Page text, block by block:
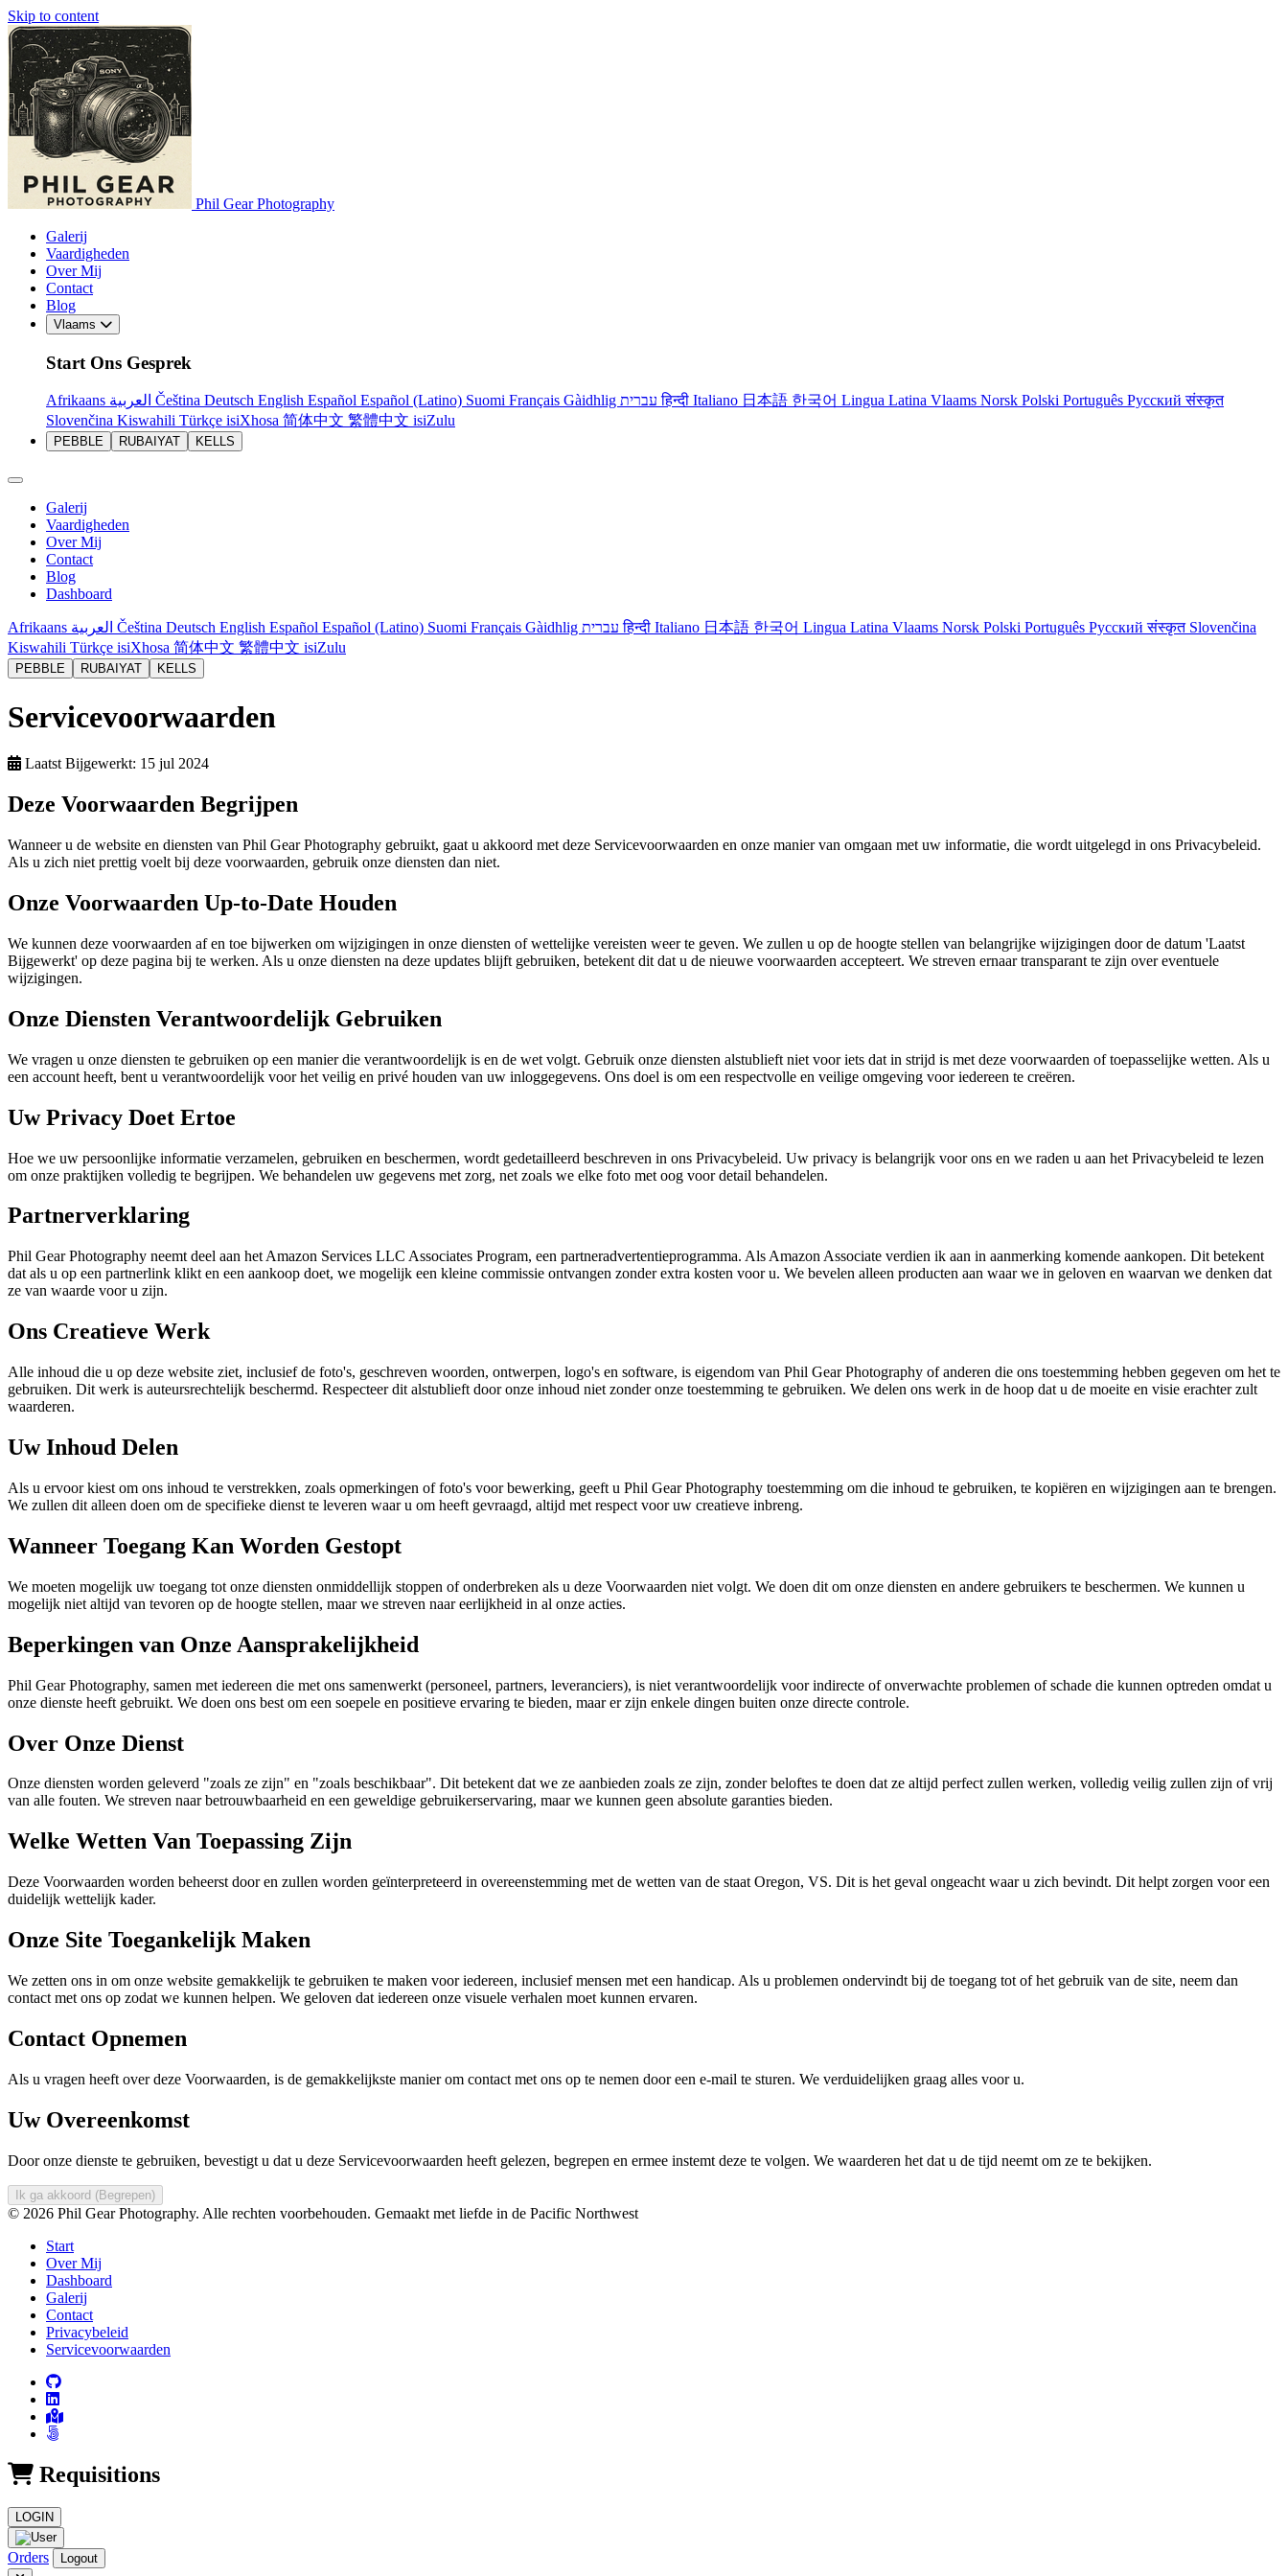
Skip to content
Phil Gear Photography
Galerij
Vaardigheden
Over Mij
Contact
Blog
Vlaams
Start Ons Gesprek
Afrikaans Čeština Deutsch English Español Español (Latino) Suomi Français Gàidhlig עבריתहिन्दी Italiano 日本語 한국어 Lingua Latina Vlaams Norsk Polski Português Русскийसंस्कृत
Slovenčina Kiswahili Türkçe isiXhosa 简体中文 繁體中文 isiZulu
PEBBLE RUBAIYAT KELLS
Galerij
Vaardigheden
Over Mij
Contact
Blog
Dashboard
Afrikaans Čeština Deutsch English Español Español (Latino) Suomi Français Gàidhlig עבריתहिन्दी Italiano 日本語 한국어 Lingua Latina Vlaams Norsk Polski Português Русскийसंस्कृत Slovenčina
Kiswahili Türkçe isiXhosa 简体中文 繁體中文 isiZulu
PEBBLE RUBAIYAT KELLS
Servicevoorwaarden
Laatst Bijgewerkt: 15 jul 2024
Deze Voorwaarden Begrijpen
Wanneer u de website en diensten van Phil Gear Photography gebruikt, gaat u akkoord met deze Servicevoorwaarden en onze manier van omgaan met uw informatie, die wordt uitgelegd in ons Privacybeleid.
Als u zich niet prettig voelt bij deze voorwaarden, gebruik onze diensten dan niet.
Onze Voorwaarden Up-to-Date Houden
We kunnen deze voorwaarden af en toe bijwerken om wijzigingen in onze diensten of wettelijke vereisten weer te geven. We zullen u op de hoogte stellen van belangrijke wijzigingen door de datum 'Laatst
Bijgewerkt' op deze pagina bij te werken. Als u onze diensten na deze updates blijft gebruiken, betekent dit dat u de nieuwe voorwaarden accepteert. We streven ernaar transparant te zijn over eventuele
wijzigingen.
Onze Diensten Verantwoordelijk Gebruiken
We vragen u onze diensten te gebruiken op een manier die verantwoordelijk is en de wet volgt. Gebruik onze diensten alstublieft niet voor iets dat in strijd is met deze voorwaarden of toepasselijke wetten. Als u
een account heeft, bent u verantwoordelijk voor het veilig en privé houden van uw inloggegevens. Ons doel is om een respectvolle en veilige omgeving voor iedereen te creëren.
Uw Privacy Doet Ertoe
Hoe we uw persoonlijke informatie verzamelen, gebruiken en beschermen, wordt gedetailleerd beschreven in ons Privacybeleid. Uw privacy is belangrijk voor ons en we raden u aan het Privacybeleid te lezen
om onze praktijken volledig te begrijpen. We behandelen uw gegevens met zorg, net zoals we elke foto met oog voor detail behandelen.
Partnerverklaring
Phil Gear Photography neemt deel aan het Amazon Services LLC Associates Program, een partneradvertentieprogramma. Als Amazon Associate verdien ik aan in aanmerking komende aankopen. Dit betekent
dat als u op een partnerlink klikt en een aankoop doet, we mogelijk een kleine commissie ontvangen zonder extra kosten voor u. We bevelen alleen producten aan waar we in geloven en waarvan we denken dat
ze van waarde voor u zijn.
Ons Creatieve Werk
Alle inhoud die u op deze website ziet, inclusief de foto's, geschreven woorden, ontwerpen, logo's en software, is eigendom van Phil Gear Photography of anderen die ons toestemming hebben gegeven om het te
gebruiken. Dit werk is auteursrechtelijk beschermd. Respecteer dit alstublieft door onze inhoud niet zonder onze toestemming te gebruiken. We delen ons werk in de hoop dat u de moeite en visie erachter zult
waarderen.
Uw Inhoud Delen
Als u ervoor kiest om ons inhoud te verstrekken, zoals opmerkingen of foto's voor bewerking, geeft u Phil Gear Photography toestemming om die inhoud te gebruiken, te kopiëren en wijzigingen aan te brengen.
We zullen dit alleen doen om de specifieke dienst te leveren waar u om heeft gevraagd, altijd met respect voor uw creatieve inbreng.
Wanneer Toegang Kan Worden Gestopt
We moeten mogelijk uw toegang tot onze diensten onmiddellijk stoppen of onderbreken als u deze Voorwaarden niet volgt. We doen dit om onze diensten en andere gebruikers te beschermen. We kunnen u
mogelijk niet altijd van tevoren op de hoogte stellen, maar we streven naar eerlijkheid in al onze acties.
Beperkingen van Onze Aansprakelijkheid
Phil Gear Photography, samen met iedereen die met ons samenwerkt (personeel, partners, leveranciers), is niet verantwoordelijk voor indirecte of onverwachte problemen of schade die kunnen optreden omdat u
onze dienste heeft gebruikt. We doen ons best om een soepele en positieve ervaring te bieden, maar er zijn enkele dingen buiten onze directe controle.
Over Onze Dienst
Onze diensten worden geleverd "zoals ze zijn" en "zoals beschikbaar". Dit betekent dat we ze aanbieden zoals ze zijn, zonder beloftes te doen dat ze altijd perfect zullen werken, volledig veilig zullen zijn of vrij
van alle fouten. We streven naar betrouwbaarheid en een geweldige gebruikerservaring, maar we kunnen geen absolute garanties bieden.
Welke Wetten Van Toepassing Zijn
Deze Voorwaarden worden beheerst door en zullen worden geïnterpreteerd in overeenstemming met de wetten van de staat Oregon, VS. Dit is het geval ongeacht waar u zich bevindt. Dit helpt zorgen voor een
duidelijk wettelijk kader.
Onze Site Toegankelijk Maken
We zetten ons in om onze website gemakkelijk te gebruiken te maken voor iedereen, inclusief mensen met een handicap. Als u problemen ondervindt bij de toegang tot of het gebruik van de site, neem dan
contact met ons op zodat we kunnen helpen. We geloven dat iedereen onze visuele verhalen moet kunnen ervaren.
Contact Opnemen
Als u vragen heeft over deze Voorwaarden, is de gemakkelijkste manier om contact met ons op te nemen door een e-mail te sturen. We verduidelijken graag alles voor u.
Uw Overeenkomst
Door onze dienste te gebruiken, bevestigt u dat u deze Servicevoorwaarden heeft gelezen, begrepen en ermee instemt deze te volgen. We waarderen het dat u de tijd neemt om ze te bekijken.
Ik ga akkoord (Begrepen)
© 2026 Phil Gear Photography. Alle rechten voorbehouden. Gemaakt met liefde in de Pacific Northwest
Start
Over Mij
Dashboard
Galerij
Contact
Privacybeleid
Servicevoorwaarden
Requisitions
LOGIN
Orders Logout